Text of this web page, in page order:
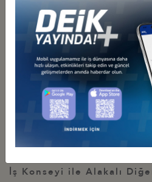
desteklenerek bir yol haritası
İlgili Resimler
İş Konseyi ile Alakalı